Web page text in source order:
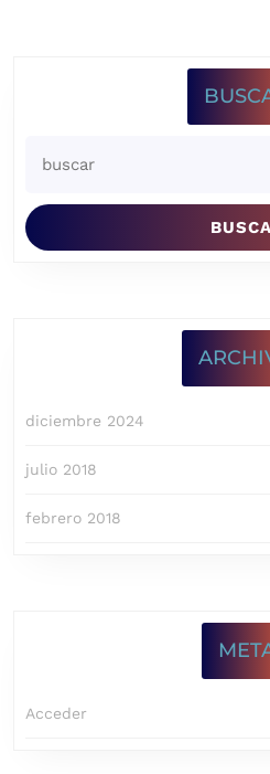
diciembre 2024
julio 2018
febrero 2018
Acceder